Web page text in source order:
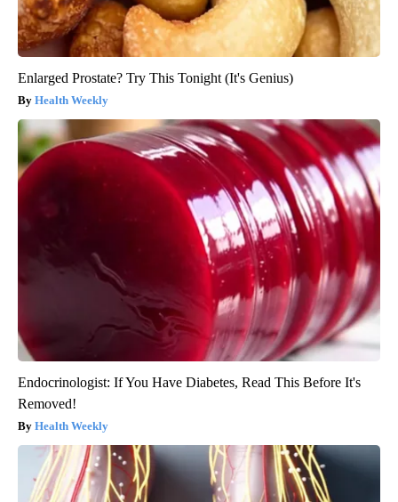
Enlarged Prostate? Try This Tonight (It's Genius)
Health Weekly
Endocrinologist: If You Have Diabetes, Read This Before It's
Removed!
Health Weekly